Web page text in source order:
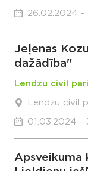
26.02.2024 -
Jeļenas
dažādība"
Lendzu civil
Lendzu civil
01.03.2024 -
Apsveikuma